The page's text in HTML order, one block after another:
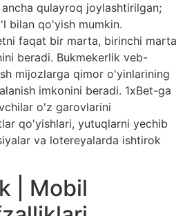
qulayroq joylashtirilgan;
bilan qo'yish mumkin.
faqat bir marta, birinchi marta
beradi. Bukmekerlik veb-
mijozlarga qimor o'yinlarining
imkonini beradi. 1xBet-ga
o'z garovlarini
qo'yishlari, yutuqlarni yechib
va lotereyalarda ishtirok
| Mobil